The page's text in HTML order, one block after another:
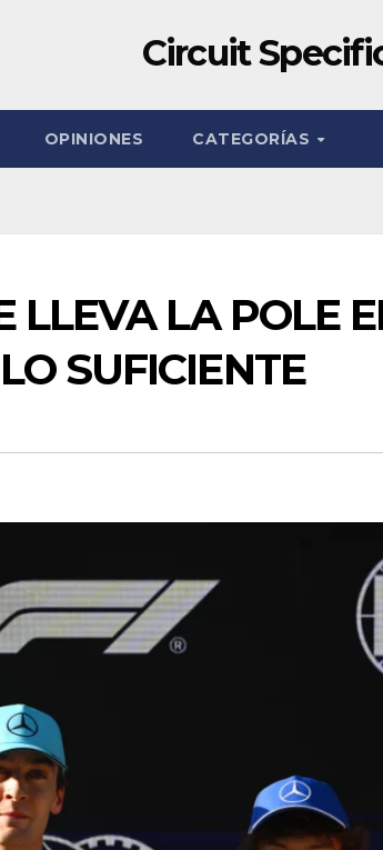
Circuit
OPINIONES CATEGORÍAS
LLEVA LA POLE
SUFICIENTE